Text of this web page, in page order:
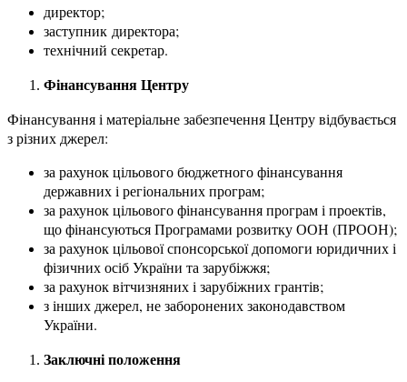
директор;
заступник директора;
технічний секретар.
Фінансування Центру
Фінансування і матеріальне забезпечення Центру відбувається
з різних джерел:
за рахунок цільового бюджетного фінансування
державних і регіональних програм;
за рахунок цільового фінансування програм і проектів,
що фінансуються Програмами розвитку ООН (ПРООН);
за рахунок цільової спонсорської допомоги юридичних і
фізичних осіб України та зарубіжжя;
за рахунок вітчизняних і зарубіжних грантів;
з інших джерел, не заборонених законодавством
України.
Заключні положення